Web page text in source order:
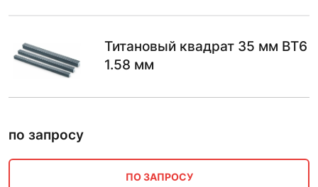
Титановый квадрат 35 мм ВТ6
1.58 мм
по запросу
ПО ЗАПРОСУ